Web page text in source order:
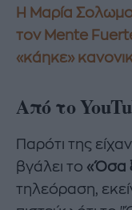
Η Μαρία
τον Mente
«κάηκε»
Από το
Παρότι της
βγάλει το «Όσα
τηλεόραση,